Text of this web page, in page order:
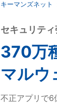
キーマンズネット
370万
マルウ
セキュリテ
不正アプリで6